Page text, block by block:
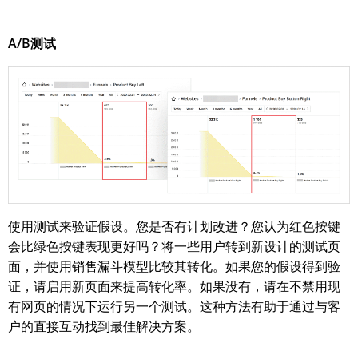
A/B测试
使用测试来验证假设。您是否有计划改进？您认为红色按键
会比绿色按键表现更好吗？将一些用户转到新设计的测试页
面，并使用销售漏斗模型比较其转化。如果您的假设得到验
证，请启用新页面来提高转化率。如果没有，请在不禁用现
有网页的情况下运行另一个测试。这种方法有助于通过与客
户的直接互动找到最佳解决方案。